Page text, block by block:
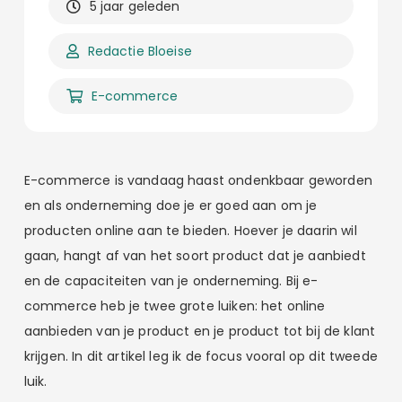
5 jaar geleden
Redactie Bloeise
E-commerce
E-commerce is vandaag haast ondenkbaar geworden
en als onderneming doe je er goed aan om je
producten online aan te bieden. Hoever je daarin wil
gaan, hangt af van het soort product dat je aanbiedt
en de capaciteiten van je onderneming. Bij e-
commerce heb je twee grote luiken: het online
aanbieden van je product en je product tot bij de klant
krijgen. In dit artikel leg ik de focus vooral op dit tweede
luik.